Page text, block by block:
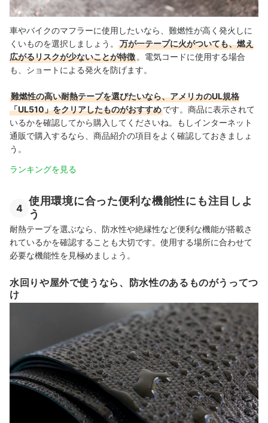
車やバイクのマフラーに使用したいなら、難燃性が高く発火しに
くいものを選択しましょう。
万が一テープに火がついても、燃え
広がるリスクが少ないことが特徴 。電気コードに使用する場合
も、ショートによる発火を防げます。
難燃性の高い耐熱テープを選びたいなら、アメリカのUL規格
「UL510」をクリアしたものがおすすめです。商品に表示されて
いるかを確認してから購入してくださいね。もしインターネット
通販で購入するなら、商品紹介の項目をよく確認しておきましょ
う。
ランキングを見る
4
使用環境に合った便利な機能性にも注目しよ
う
耐熱テープを選ぶなら、防水性や絶縁性など便利な機能が搭載さ
れているかを確認することも大切です。使用する場所に合わせて
必要な機能性を見極めましょう。
水回りや屋外で使うなら、防水性のあるものがうってつ
け